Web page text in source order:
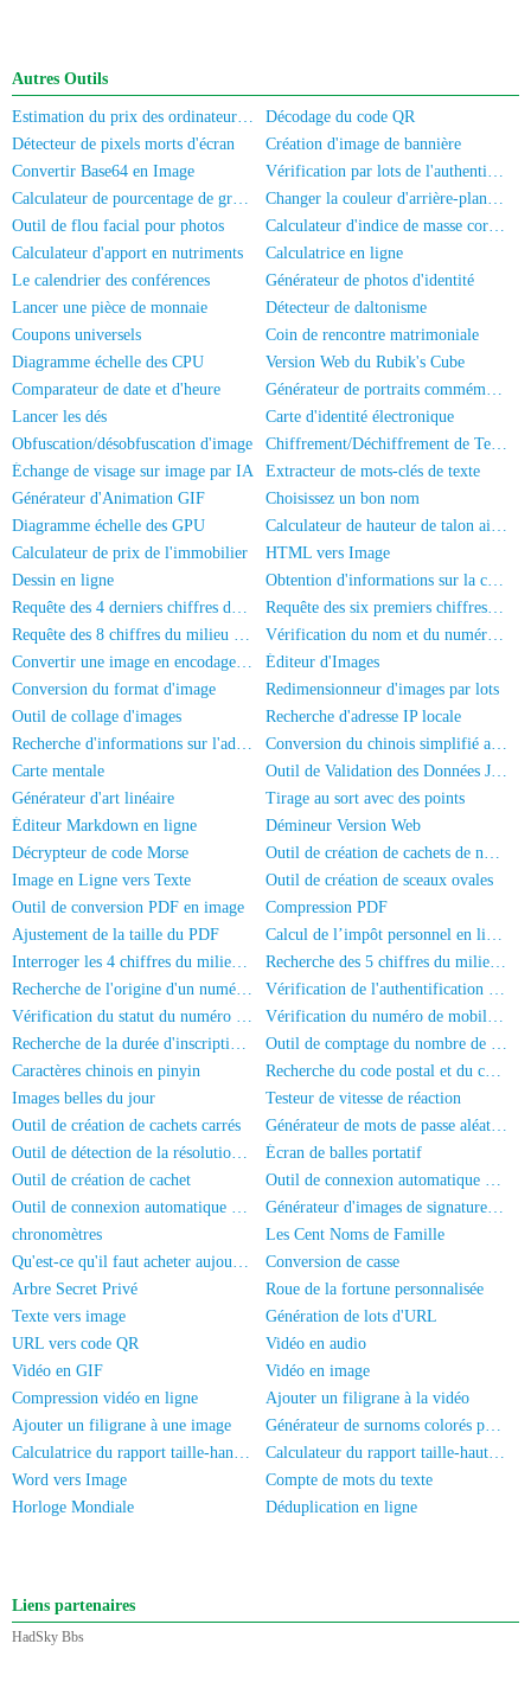
Autres Outils
Estimation du prix des ordinateurs/téléphones portables d'occasion
Décodage du code QR
Détecteur de pixels morts d'écran
Création d'image de bannière
Convertir Base64 en Image
Vérification par lots de l'authentification réelle des numéros de mobile/Carte d'identité
Calculateur de pourcentage de graisse corporelle
Changer la couleur d'arrière-plan de la photo
Outil de flou facial pour photos
Calculateur d'indice de masse corporelle
Calculateur d'apport en nutriments
Calculatrice en ligne
Le calendrier des conférences
Générateur de photos d'identité
Lancer une pièce de monnaie
Détecteur de daltonisme
Coupons universels
Coin de rencontre matrimoniale
Diagramme échelle des CPU
Version Web du Rubik's Cube
Comparateur de date et d'heure
Générateur de portraits commémoratifs
Lancer les dés
Carte d'identité électronique
Obfuscation/désobfuscation d'image
Chiffrement/Déchiffrement de Texte
Échange de visage sur image par IA
Extracteur de mots-clés de texte
Générateur d'Animation GIF
Choisissez un bon nom
Diagramme échelle des GPU
Calculateur de hauteur de talon aiguille
Calculateur de prix de l'immobilier
HTML vers Image
Dessin en ligne
Obtention d'informations sur la carte d'identité
Requête des 4 derniers chiffres de la carte d'identité
Requête des six premiers chiffres du numéro de carte d'identité
Requête des 8 chiffres du milieu de la carte d'identité
Vérification du nom et du numéro de la carte d'identité
Convertir une image en encodage Base64
Éditeur d'Images
Conversion du format d'image
Redimensionneur d'images par lots
Outil de collage d'images
Recherche d'adresse IP locale
Recherche d'informations sur l'adresse IP
Conversion du chinois simplifié au chinois traditionnel
Carte mentale
Outil de Validation des Données JSON
Générateur d'art linéaire
Tirage au sort avec des points
Éditeur Markdown en ligne
Démineur Version Web
Décrypteur de code Morse
Outil de création de cachets de nom complet
Image en Ligne vers Texte
Outil de création de sceaux ovales
Outil de conversion PDF en image
Compression PDF
Ajustement de la taille du PDF
Calcul de l’impôt personnel en ligne
Interroger les 4 chiffres du milieu du numéro de téléphone
Recherche des 5 chiffres du milieu d'un numéro de téléphone
Recherche de l'origine d'un numéro de téléphone mobile
Vérification de l'authentification par nom réel du numéro de mobile
Vérification du statut du numéro de téléphone
Vérification du numéro de mobile et du nom
Recherche de la durée d'inscription du numéro de mobile
Outil de comptage du nombre de personnes sur les photos
Caractères chinois en pinyin
Recherche du code postal et du code de région
Images belles du jour
Testeur de vitesse de réaction
Outil de création de cachets carrés
Générateur de mots de passe aléatoires
Outil de détection de la résolution d'écran
Écran de balles portatif
Outil de création de cachet
Outil de connexion automatique HadSky
Outil de connexion automatique universel
Générateur d'images de signature manuscrite
chronomètres
Les Cent Noms de Famille
Qu'est-ce qu'il faut acheter aujourd'hui?
Conversion de casse
Arbre Secret Privé
Roue de la fortune personnalisée
Texte vers image
Génération de lots d'URL
URL vers code QR
Vidéo en audio
Vidéo en GIF
Vidéo en image
Compression vidéo en ligne
Ajouter un filigrane à la vidéo
Ajouter un filigrane à une image
Générateur de surnoms colorés pour WeChat
Calculatrice du rapport taille-hanches
Calculateur du rapport taille-hauteur
Word vers Image
Compte de mots du texte
Horloge Mondiale
Déduplication en ligne
Liens partenaires
HadSky Bbs